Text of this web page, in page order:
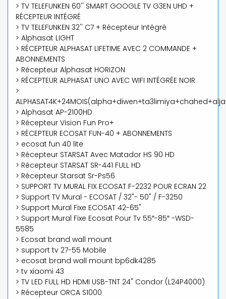
> TV TELEFUNKEN 60'' SMART GOOGLE TV G3EN UHD +
RÉCEPTEUR INTÉGRÉ
> TV TELEFUNKEN 32'' C7 + Récepteur Intégré
> Alphasat LIGHT
> RÉCEPTEUR ALPHASAT LIFETIME AVEC 2 COMMANDE +
ABONNEMENTS
> Récepteur Alphasat HORIZON
> RÉCEPTEUR ALPHASAT UNO AVEC WIFI INTÉGRÉE NOIR
>
> Alphasat AP-2100HD
> Récepteur Vision Fun Pro+
> RÉCEPTEUR ECOSAT FUN-40 + ABONNEMENTS
> ecosat fun 40 lite
> Récepteur STARSAT Avec Matador HS 90 HD
> Récepteur STARSAT SR-441 FULL HD
> Récepteur Starsat Sr-Ps56
> SUPPORT TV MURAL FIX ECOSAT F-2232 POUR ECRAN 22
> Support TV Mural - ECOSAT / 32"- 50" / F-3250
> Support Mural Fixe ECOSAT 42-65"
> Support Mural Fixe Ecosat Pour Tv 55″-85″ -WSD-
5585
> Ecosat brand wall mount
> support tv 27-55 Mobile
> ecosat brand wall mount bp6dk4285
> tv xiaomi 43
> TV LED FULL HD HDMI USB-TNT 24" Condor (L24P4000)
> Récepteur ORCA S1000